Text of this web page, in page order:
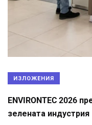
ИЗЛОЖЕНИЯ
ENVIRONTEC 2026
зелената индустрия